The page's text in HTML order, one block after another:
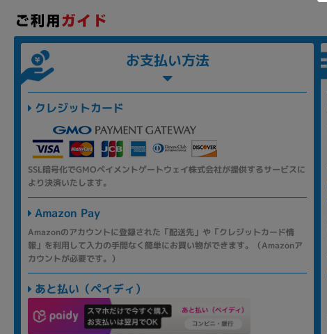
お支払い方法
クレジットカード
SSL暗号化でGMOペイメントゲートウェイ株式会社が提供するサービスに
より決済いたします。
Amazon Pay
Amazonのアカウントに登録された「配送先」や「クレジットカード情
報」を利用して入力の手間なく簡単にお買い物ができます。（Amazonア
カウントが必要です。）
あと払い（ペイディ）